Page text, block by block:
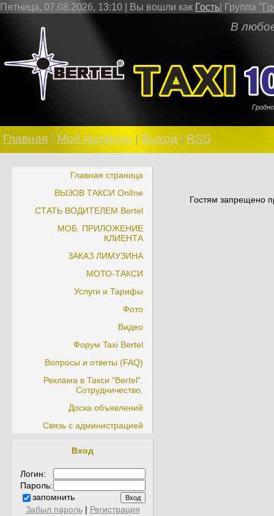
Пятница, 07.08.2026, 13:10 | Вы вошли как Гость Группа "
В любое
Главная Мой профиль Выход RSS
Главная страница
ВЫЗОВ ТАКСИ OnlIne
СТАТЬ ВОДИТЕЛЕМ Bertel
МОБ. ПРИЛОЖЕНИЕ
КЛИЕНТА
ЗАКАЗ ЛИМУЗИНА
МОТО-ТАКСИ
Услуги и Тарифы
Фото
Видео
Форум Taxi Bertel
Вопросы и ответы (FAQ)
Реклама в Такси "Bertel".
Сотрудничество.
Доска объявлений
Связь с администрацией
Вход
Логин:
Пароль:
запомнить
Забыл пароль| Регистрация
Гостям запрещено